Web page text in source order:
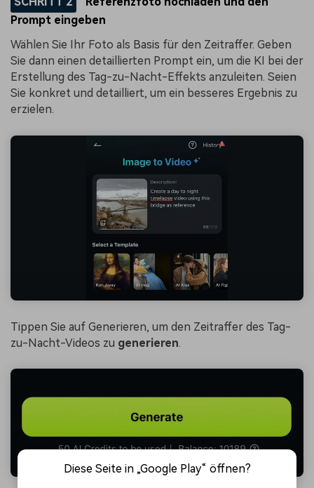
Prompt eingeben
Wählen Sie Ihr Foto als Basis für den Zeitraffer. Geben
Sie dann einen detaillierten Prompt ein, um die KI bei der
Erstellung des Tag-zu-Nacht-Effekts anzuleiten. Seien
Sie konkret und detailliert, um ein besseres Ergebnis zu
erzielen.
Tippen Sie auf Generieren, um den Zeitraffer des Tag-
zu-Nacht-Videos zu generieren.
Diese Seite in „Google Play“ öffnen?